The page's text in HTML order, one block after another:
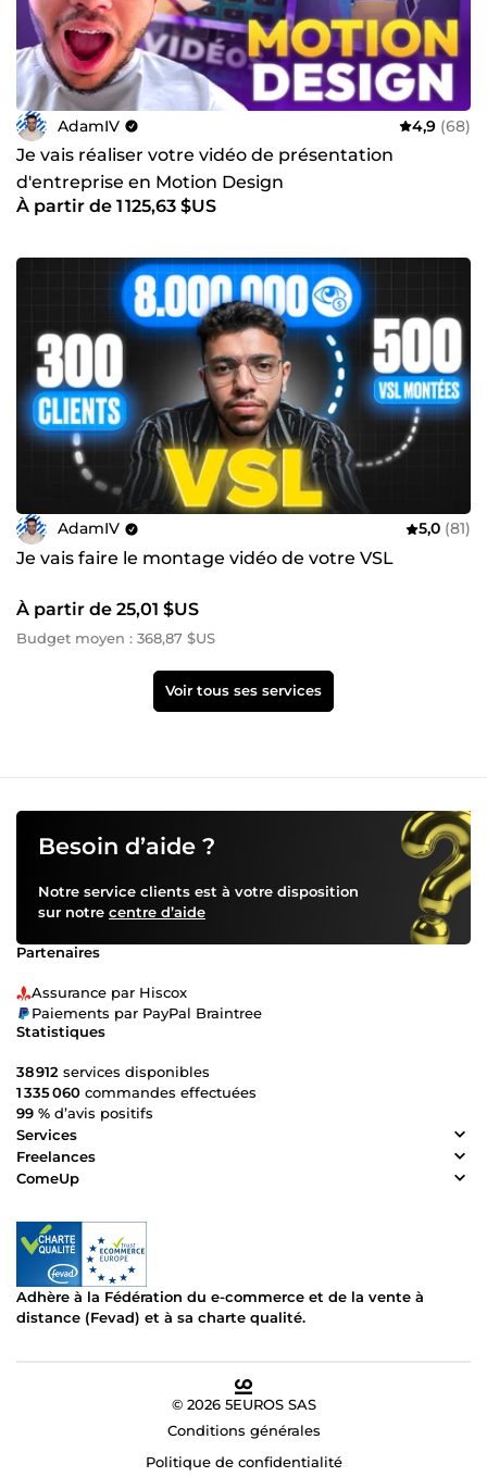
AdamIV 4,9 (68)
Je vais réaliser votre vidéo de présentation
d'entreprise en Motion Design
À partir de 1 125,63 $US
AdamIV 5,0 (81)
Je vais faire le montage vidéo de votre VSL
À partir de 25,01 $US
Budget moyen : 368,87 $US
Voir tous ses services
Besoin d’aide ?
Notre service clients est à votre disposition
sur notre centre d’aide
Partenaires
Assurance par Hiscox
Paiements par PayPal Braintree
Statistiques
38 912 services disponibles
1 335 060 commandes effectuées
99 % d’avis positifs
Services
Freelances
ComeUp
Adhère à la Fédération du e-commerce et de la vente à
distance (Fevad) et à sa charte qualité.
© 2026 5EUROS SAS
Conditions générales
Politique de confidentialité